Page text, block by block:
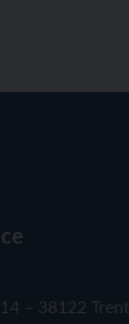
– 38122